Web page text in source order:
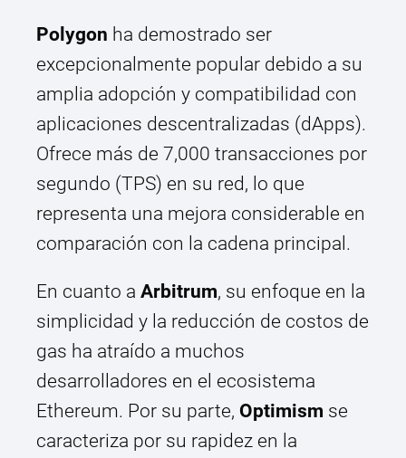
Polygon ha demostrado ser
excepcionalmente popular debido a su
amplia adopción y compatibilidad con
aplicaciones descentralizadas (dApps).
Ofrece más de 7,000 transacciones por
segundo (TPS) en su red, lo que
representa una mejora considerable en
comparación con la cadena principal.
En cuanto a Arbitrum, su enfoque en la
simplicidad y la reducción de costos de
gas ha atraído a muchos
desarrolladores en el ecosistema
Ethereum. Por su parte, Optimism se
caracteriza por su rapidez en la